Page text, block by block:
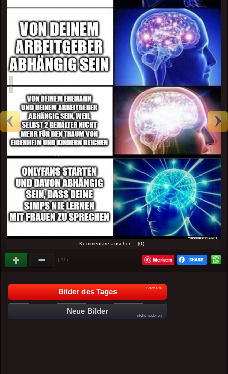
Kommentare ansehen... (0)
(-11) Merken
Bilder des Tages Startseite
Neue Bilder
nicht moderiert